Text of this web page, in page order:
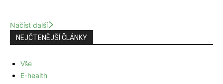
Načíst další
NEJČTENĚJŠÍ ČLÁNKY
Vše
E-health